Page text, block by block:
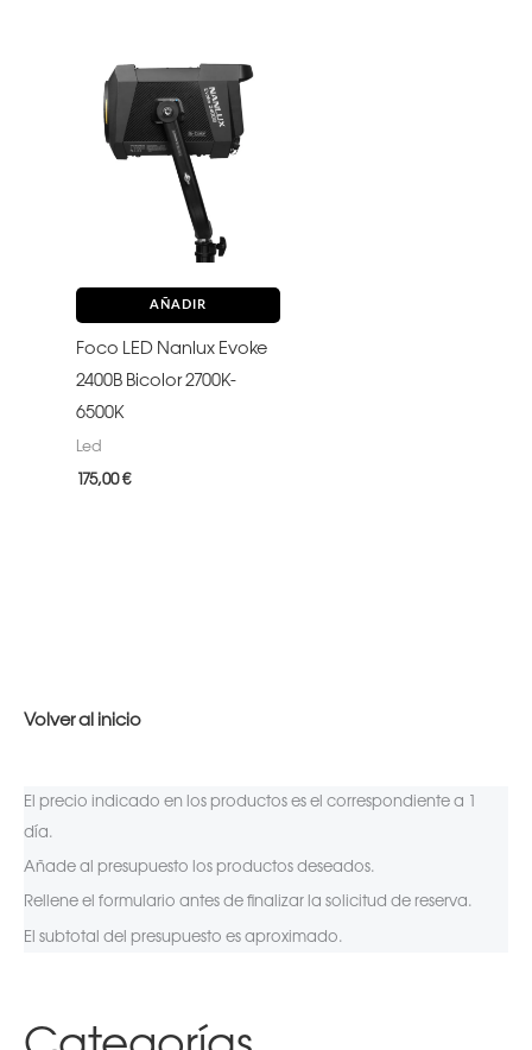
Volver al inicio
El precio indicado en los productos es el correspondiente a 1
día.
Añade al presupuesto los productos deseados.
Rellene el formulario antes de finalizar la solicitud de reserva.
El subtotal del presupuesto es aproximado.
AÑADIR
Foco LED Nanlux Evoke
2400B Bicolor 2700K-
6500K
Led
175,00€